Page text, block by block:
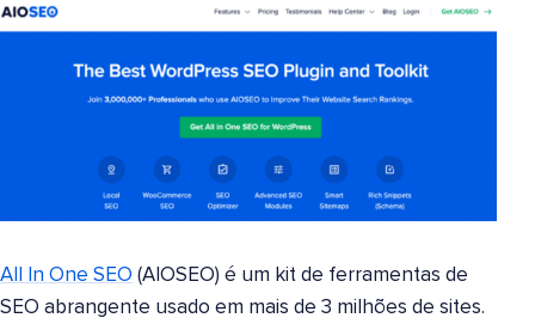
All In One SEO (AIOSEO) é um kit de ferramentas de
SEO abrangente usado em mais de 3 milhões de sites.